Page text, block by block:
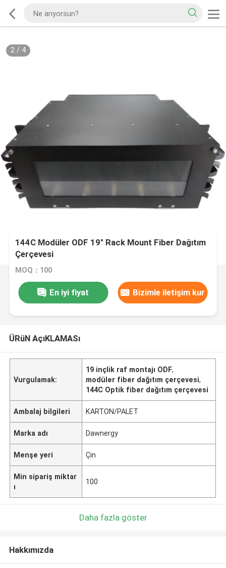
2/ 4
144C Modüler ODF 19" Rack Mount Fiber Dağıtım
Çerçevesi
MOQ：100
En iyi fiyat Bizimle iletişim kur
ÜRüN AçıKLAMASı
Vurgulamak:
19 inçlik raf montajı ODF,
modüler fiber dağıtım çerçevesi,
144C Optik fiber dağıtım çerçevesi
Ambalaj bilgileri KARTON/PALET
Marka adı Dawnergy
Menşe yeri Çin
Min sipariş miktar
ı
100
Daha fazla göster
Hakkımızda